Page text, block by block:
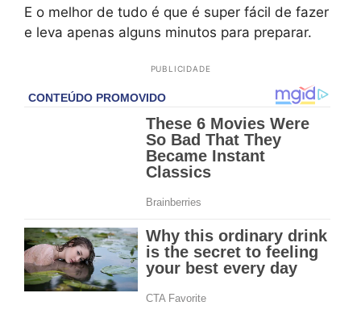
E o melhor de tudo é que é super fácil de fazer
e leva apenas alguns minutos para preparar.
PUBLICIDADE